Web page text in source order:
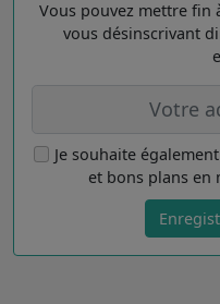
Vous pouvez mettre fin
vous désinscrivant
Je souhaite
et bons plans en